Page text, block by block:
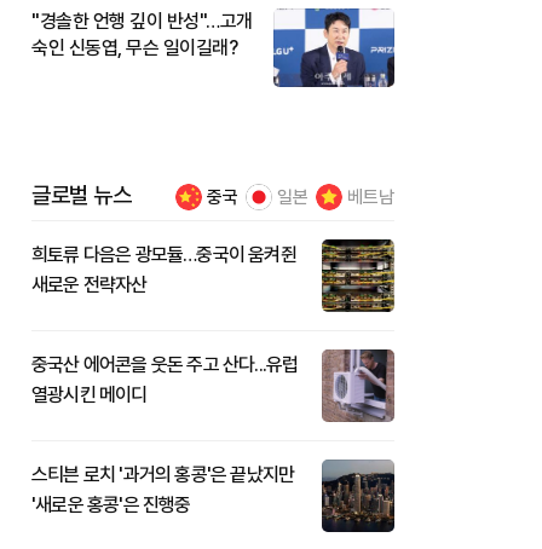
"경솔한 언행 깊이 반성"…고개
숙인 신동엽, 무슨 일이길래?
글로벌 뉴스 중국 일본 베트남
희토류 다음은 광모듈…중국이 움켜쥔
새로운 전략자산
중국산 에어콘을 웃돈 주고 산다...유럽
열광시킨 메이디
스티븐 로치 '과거의 홍콩'은 끝났지만
'새로운 홍콩'은 진행중